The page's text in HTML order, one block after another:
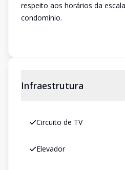
respeito aos horários da
condomínio.
Infraestrutura
Circuito de TV
Elevador